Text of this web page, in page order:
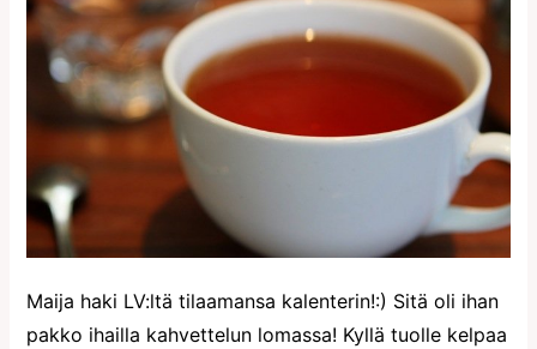
Maija haki LV:ltä tilaamansa kalenterin!:) Sitä oli ihan
pakko ihailla kahvettelun lomassa! Kyllä tuolle kelpaa